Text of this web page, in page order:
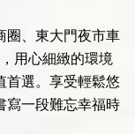
圈、東大門夜市車
用心細緻的環境
首選。享受輕鬆悠
寫一段難忘幸福時